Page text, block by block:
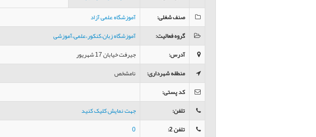
صنف شغلی:
آموزشگاه علمی آزاد
گروه فعالیت:
آموزشگاه زبان،کنکور،علمی،آموزشی
آدرس:
جيرفت خیابان 17 شهريور
منطقه شهرداری:
نامشخص
کد پستی:
تلفن:
جهت نمایش کلیک کنید
تلفن 2 :
0